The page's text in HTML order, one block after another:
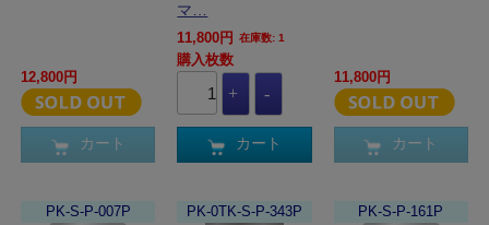
12,800円
カート
マ…
11,800円 在庫数: 1
購入枚数
カート
11,800円
カート
PK-S-P-007P PK-0TK-S-P-343P PK-S-P-161P